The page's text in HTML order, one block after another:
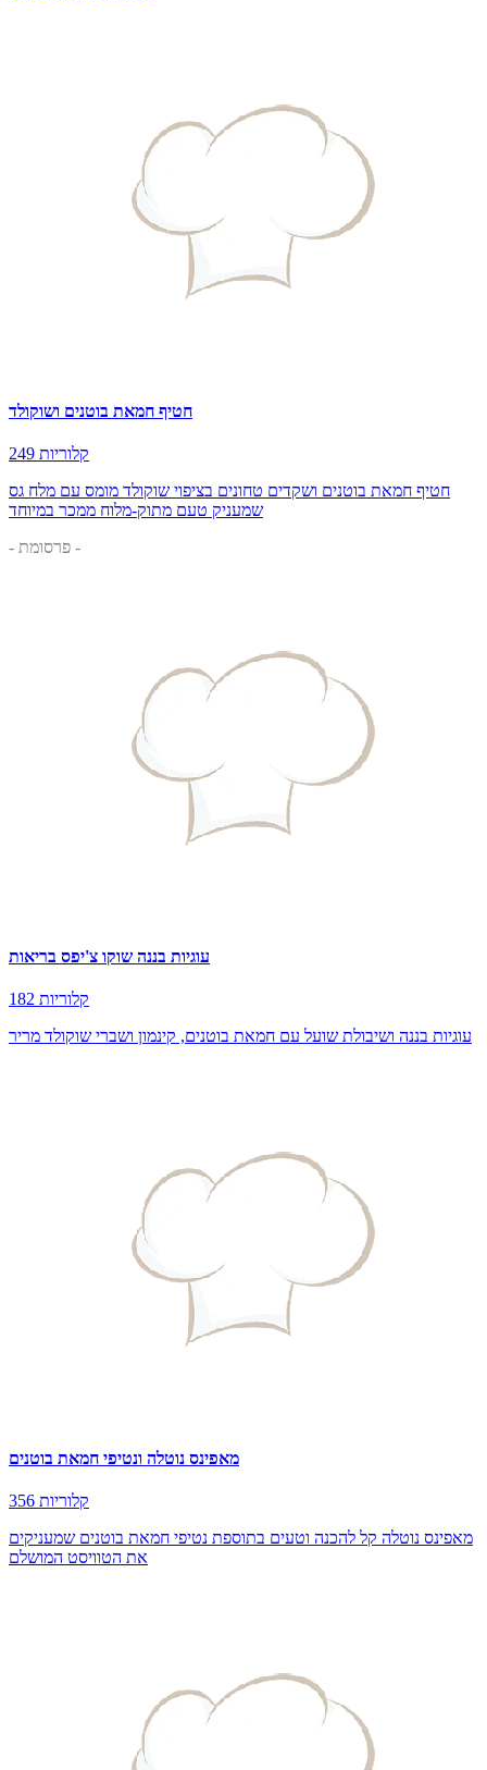
חטיף חמאת בוטנים ושוקולד
249 קלוריות
חטיף חמאת בוטנים ושקדים טחונים בציפוי שוקולד מומס עם מלח גס
שמעניק טעם מתוק-מלוח ממכר במיוחד
- פרסומת -
עוגיות בננה שוקו צ'יפס בריאות
182 קלוריות
עוגיות בננה ושיבולת שועל עם חמאת בוטנים, קינמון ושברי שוקולד מריר
מאפינס נוטלה ונטיפי חמאת בוטנים
356 קלוריות
מאפינס נוטלה קל להכנה וטעים בתוספת נטיפי חמאת בוטנים שמעניקים
את הטוויסט המושלם